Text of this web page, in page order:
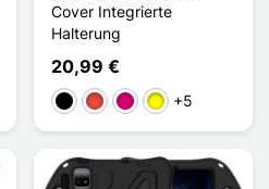
Cover Integrierte
Halterung
20,99 €
Schwarz
Rot Magenta
Gelb+5